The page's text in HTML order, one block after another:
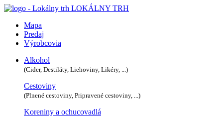
LOKÁLNY TRH
Mapa
Predaj
Výrobcovia
Alkohol
(Cider, Destiláty, Liehoviny, Likéry, ...)
Cestoviny
(Plnené cestoviny, Pripravené cestoviny, ...)
Koreniny a ochucovadlá